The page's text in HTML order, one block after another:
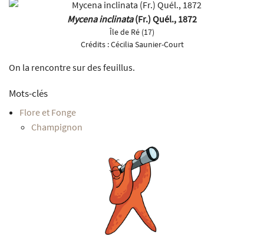
Mycena inclinata(Fr.) Quél., 1872
Île de Ré (17)
Crédits :Cécilia Saunier-Court
On la rencontre sur des feuillus.
Mots-clés
Flore et Fonge
Champignon